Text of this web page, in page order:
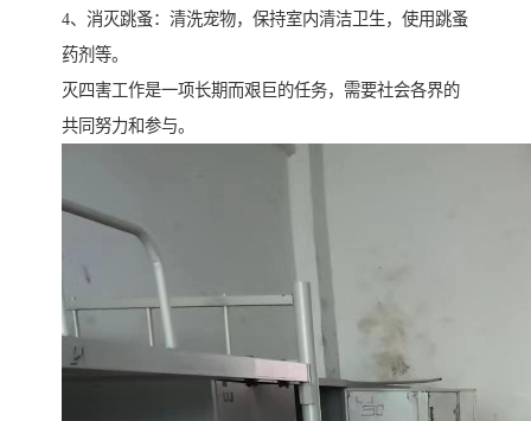
4、消灭跳蚤：清洗宠物，保持室内清洁卫生，使用跳蚤
药剂等。
灭四害工作是一项长期而艰巨的任务，需要社会各界的
共同努力和参与。